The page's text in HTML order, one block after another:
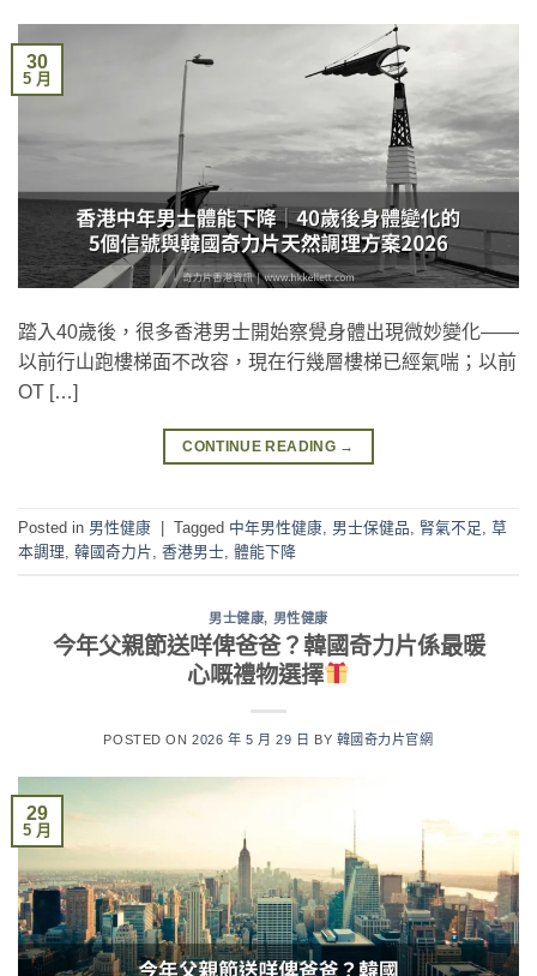
30
5 月
踏入40歲後，很多香港男士開始察覺身體出現微妙變化——
以前行山跑樓梯面不改容，現在行幾層樓梯已經氣喘；以前
OT […]
CONTINUE READING →
Posted in 男性健康 Tagged 中年男性健康, 男士保健品, 腎氣不足, 草
本調理, 韓國奇力片, 香港男士, 體能下降
男士健康, 男性健康
今年父親節送咩俾爸爸？韓國奇力片係最暖
心嘅禮物選擇
POSTED ON2026 年 5 月 29 日 BY 韓國奇力片官網
29
5 月